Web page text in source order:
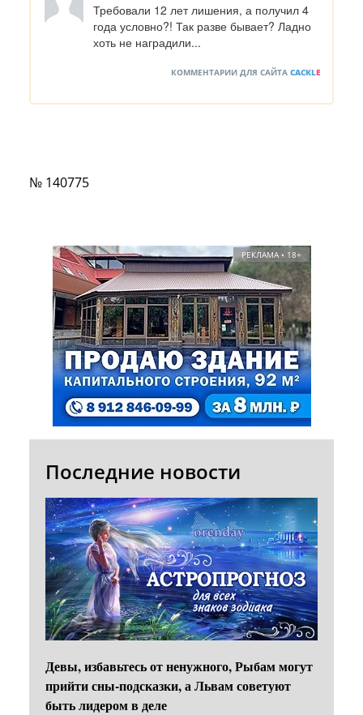
Требовали 12 лет лишения, а получил 4
года условно?! Так разве бывает? Ладно
хоть не наградили...
КОММЕНТАРИИ ДЛЯ САЙТА CACKLE
№ 140775
РЕКЛАМА • 18+
Последние новости
Девы, избавьтесь от ненужного, Рыбам могут
прийти сны-подсказки, а Львам советуют
быть лидером в деле